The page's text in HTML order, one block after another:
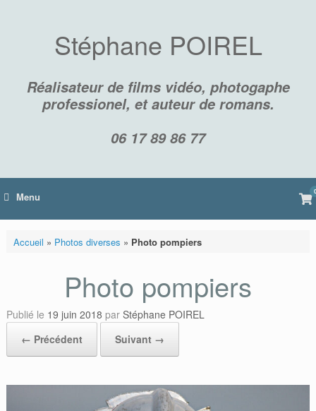
Stéphane POIREL
Réalisateur de films vidéo, photogaphe
professionel, et auteur de romans.
06 17 89 86 77
Menu 0
Accueil » Photos diverses » Photo pompiers
Photo pompiers
Publié le 19 juin 2018 par Stéphane POIREL
← Précédent
Suivant →